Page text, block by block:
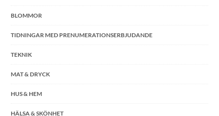
BLOMMOR
TIDNINGAR MED PRENUMERATIONSERBJUDANDE
TEKNIK
MAT & DRYCK
HUS & HEM
HÄLSA & SKÖNHET